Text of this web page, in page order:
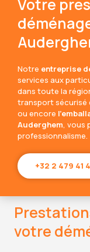
Votre
Notre entreprise
services aux
dans toute la
transport sécurisé
ou encore
Auderghem, vous
professionnalisme.
+32 2 479 41
votre